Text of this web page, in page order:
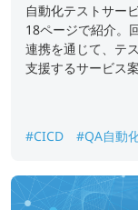
自動化テストサー
18ページで紹介。
連携を通じて、テ
支援するサービス
#CICD #QA自動